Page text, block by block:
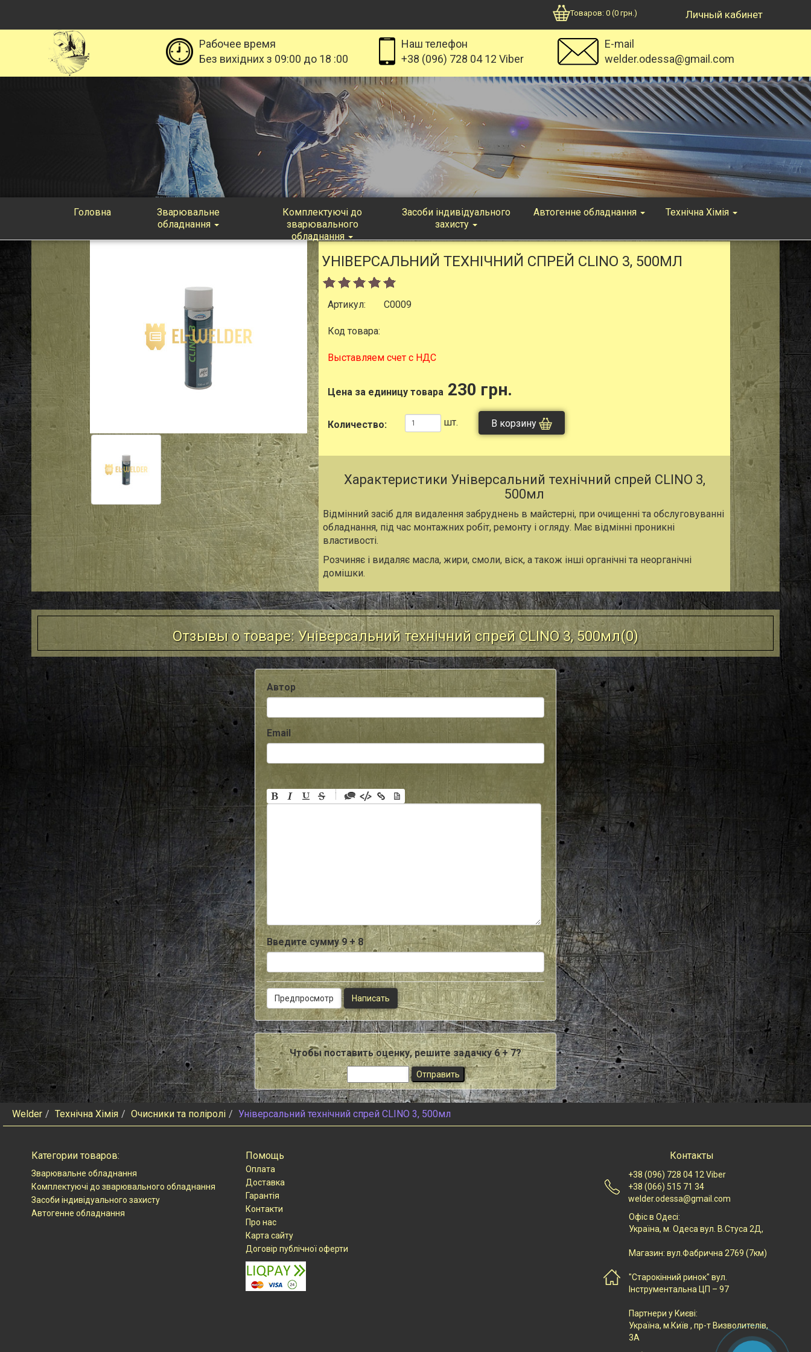
Личный кабинет
Товаров: 0 (0 грн.)
Рабочее время
Без вихідних з 09:00 до 18 :00
Наш телефон
+38 (096) 728 04 12 Viber
E-mail
welder.odessa@gmail.com
Головна
Зварювальне
обладнання
Комплектуючі до
зварювального
обладнання
Засоби індивідуального
захисту
Автогенне обладнання Технічна Хімія
УНІВЕРСАЛЬНИЙ ТЕХНІЧНИЙ СПРЕЙ СLINO 3, 500МЛ
Артикул: C0009
Код товара:
Выставляем счет с НДС
Цена за единицу товара 230 грн.
Количество: шт. В корзину
Характеристики Універсальний технічний спрей СLINO 3,
500мл
Відмінний засіб для видалення забруднень в майстерні, при очищенні та обслуговуванні
обладнання, під час монтажних робіт, ремонту і огляду. Має відмінні проникні
властивості.
Розчиняє і видаляє масла, жири, смоли, віск, а також інші органічні та неорганічні
домішки.
Отзывы о товаре: Універсальний технічний спрей СLINO 3, 500мл(0)
Автор
Email
-
-
Введите сумму 9 + 8
Чтобы поставить оценку, решите задачку 6 + 7?
Welder Технічна Хімія Очисники та поліролі Універсальний технічний спрей СLINO 3, 500мл
Категории товаров:
Зварювальне обладнання
Комплектуючі до зварювального обладнання
Засоби індивідуального захисту
Автогенне обладнання
Помощь
Оплата
Доставка
Гарантія
Контакти
Про нас
Карта сайту
Договір публічної оферти
Контакты
+38 (096) 728 04 12 Viber
+38 (066) 515 71 34
welder.odessa@gmail.com
Офіс в Одесі:
Українa, м. Одеса вул. В.Стуса 2Д,
Магазин: вул.Фабрична 2769 (7км)
"Старокінний ринок" вул.
Інструментальна ЦП – 97
Партнери у Києві:
Українa, м.Київ , пр-т Визволителів,
3А